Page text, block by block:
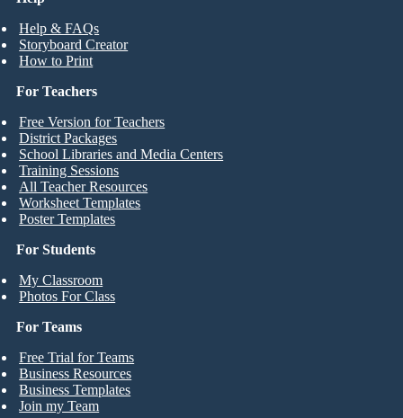
Help & FAQs
Storyboard Creator
How to Print
For Students
My Classroom
Photos For Class
For Teachers
Free Version for Teachers
District Packages
School Libraries and Media Centers
Training Sessions
All Teacher Resources
Worksheet Templates
Poster Templates
For Teams
Free Trial for Teams
Business Resources
Business Templates
Join my Team